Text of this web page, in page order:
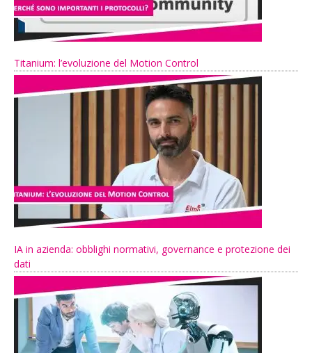
Titanium: l’evoluzione del Motion Control
IA in azienda: obblighi normativi, governance e protezione dei
dati